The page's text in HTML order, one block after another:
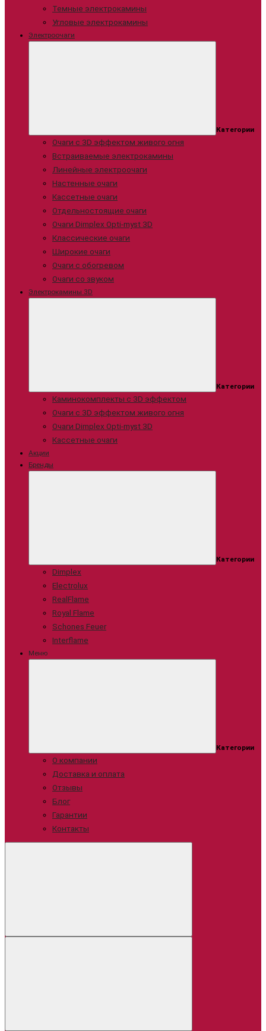
Темные электрокамины
Угловые электрокамины
Электроочаги
Категории
Очаги с 3D эффектом живого огня
Встраиваемые электрокамины
Линейные электроочаги
Настенные очаги
Кассетные очаги
Отдельностоящие очаги
Очаги Dimplex Opti-myst 3D
Классические очаги
Широкие очаги
Очаги с обогревом
Очаги со звуком
Электрокамины 3D
Категории
Каминокомплекты с 3D эффектом
Очаги с 3D эффектом живого огня
Очаги Dimplex Opti-myst 3D
Кассетные очаги
Акции
Бренды
Категории
Dimplex
Electrolux
RealFlame
Royal Flame
Schones Feuer
Interflame
Меню
Категории
О компании
Доставка и оплата
Отзывы
Блог
Гарантии
Контакты